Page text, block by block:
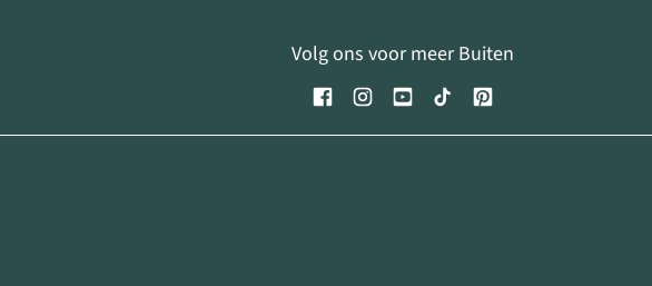
Volg ons voor meer Buiten